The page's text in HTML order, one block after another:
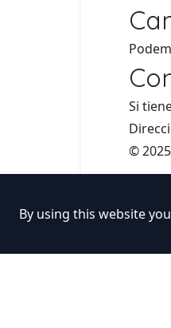
Si
©
By using this website